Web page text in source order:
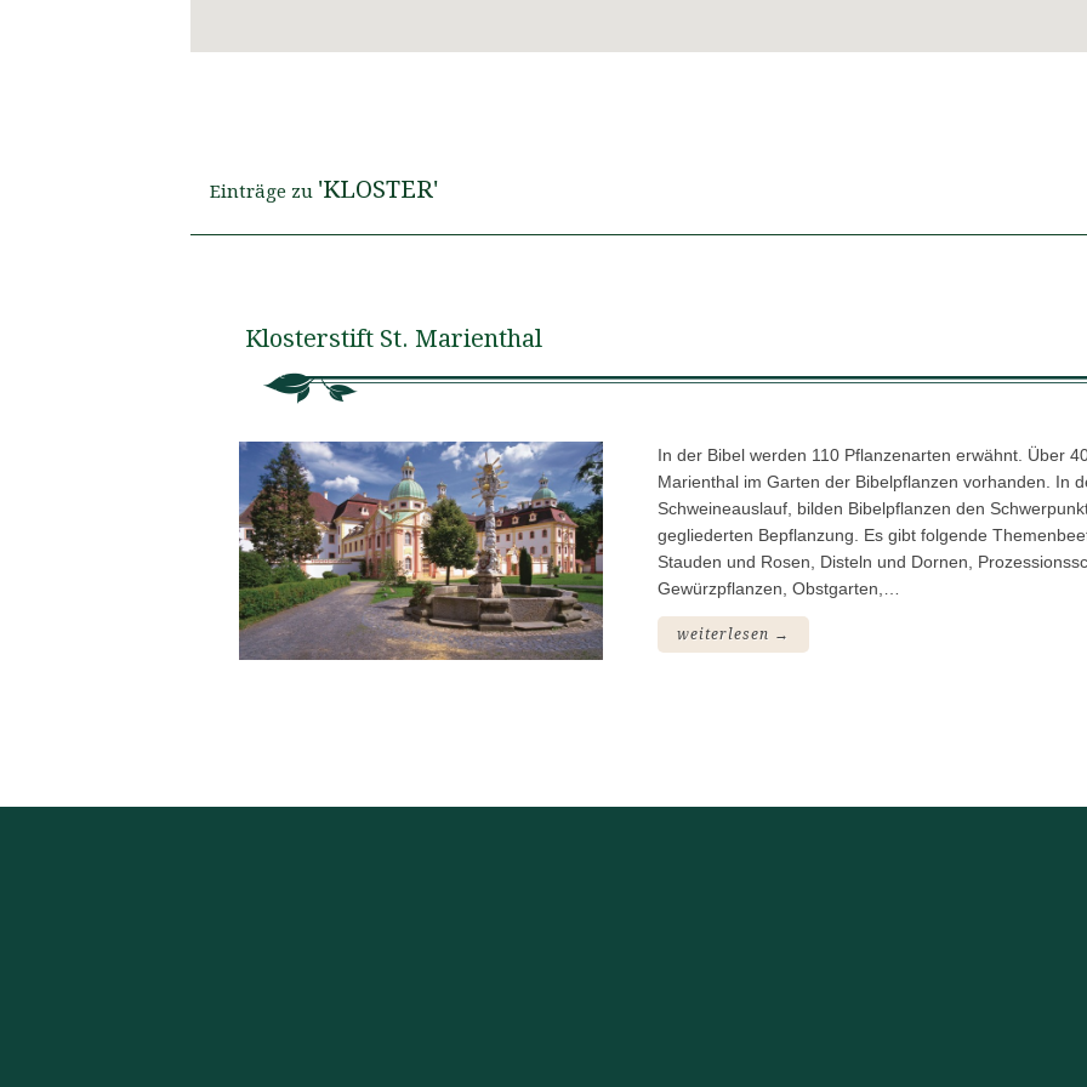
Einträge zu 'KLOSTER'
Klosterstift St. Marienthal
In der Bibel werden 110 Pflanzenarten erwähnt. Über
Marienthal im Garten der Bibelpflanzen vorhanden. In
Schweineauslauf, bilden Bibelpflanzen den
gegliederten Bepflanzung. Es gibt folgende
Stauden und Rosen, Disteln und Dornen,
Gewürzpflanzen, Obstgarten,…
weiterlesen →